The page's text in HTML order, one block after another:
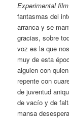
Experimental film
fantasmas del
arranca y se
gracias, sobre
voz es la que
muy de esta
alguien con
repente con
de juventud
de vacío y de
mansa